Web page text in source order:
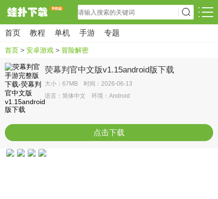
首页 教程 单机 手游 专题
首页 > 安卓游戏 > 冒险解密
荧幕判官中文版v1.15android版下载
大小：67MB 时间：2026-06-13
语言：简体中文 环境：Android
点击下载